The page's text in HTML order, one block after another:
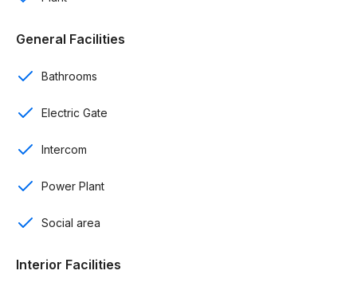
Porton electrico
Intercom
Planta eléctrica para areas sociales
Seguridad 24/7
Amenidades:
Piscina
General Facilities
Bathrooms
Electric Gate
Intercom
Power Plant
Social area
Interior Facilities